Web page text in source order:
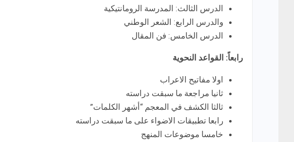
الدرس الثالث: المدرسة الرومانتيكية
والدرس الرابع: الشعر الوطني
الدرس الخامس: فن المقال
رابعاً: القواعد النحوية
اولا مفاتيح الاعراب
ثانيا مراجعة ما سبقت دراسته
ثالثا الكشف في المعجم “أشهر الكلمات”
رابعا تطبيقات الاضواء على ما سبقت دراسته
خامسا موضوعات المنهج